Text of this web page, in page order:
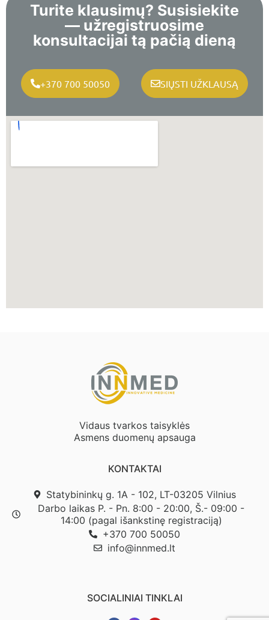
Turite klausimų? Susisiekite
— užregistruosime
konsultacijai tą pačią dieną
+370 700 50050 SIŲSTI UŽKLAUSĄ
Vidaus tvarkos taisyklės
Asmens duomenų apsauga
KONTAKTAI
Statybininkų g. 1A - 102, LT-03205 Vilnius
Darbo laikas P. - Pn. 8:00 - 20:00, Š.- 09:00 -
14:00 (pagal išankstinę registraciją)
+370 700 50050
info@innmed.lt
SOCIALINIAI TINKLAI